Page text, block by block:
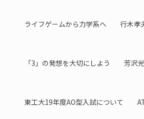
ライフゲームから力学系へ 行木
「3」の発想を大切にしよう 芳沢
東工大19年度AO型入試について